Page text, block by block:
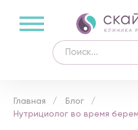
Главная
Блог
Нутрициолог во время